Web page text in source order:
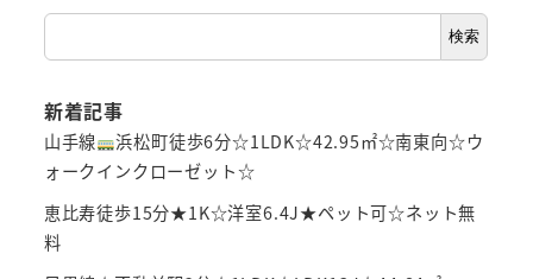
検索
新着記事
山手線
浜松町徒歩6分☆1LDK☆42.95㎡☆南東向☆ウ
ォークインクローゼット☆
恵比寿徒歩15分★1K☆洋室6.4J★ペット可☆ネット無
料